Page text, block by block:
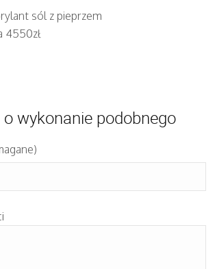
sól z pieprzem
4550zł
wykonanie podobnego